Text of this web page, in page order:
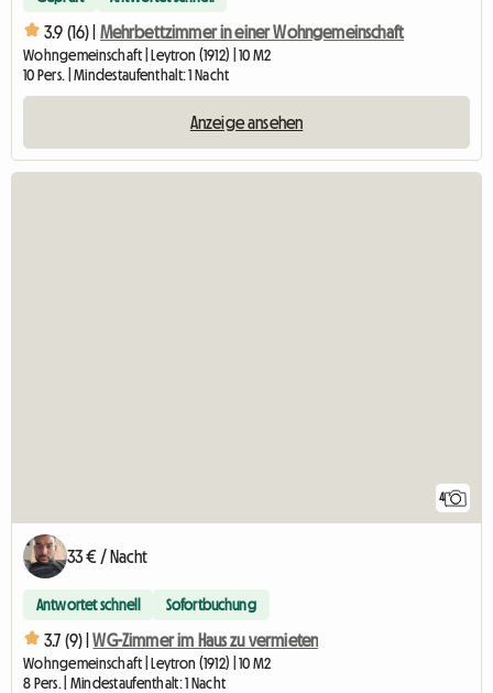
3.9 (16) | Mehrbettzimmer in einer Wohngemeinschaft
Wohngemeinschaft | Leytron (1912) | 10 M2
10 Pers. | Mindestaufenthalt: 1 Nacht
Anzeige ansehen
4
33 € / Nacht
Antwortet schnell Sofortbuchung
3.7 (9) | WG-Zimmer im Haus zu vermieten
Wohngemeinschaft | Leytron (1912) | 10 M2
8 Pers. | Mindestaufenthalt: 1 Nacht